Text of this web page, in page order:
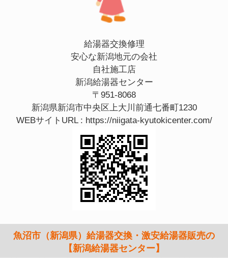
給湯器交換修理
安心な新潟地元の会社
自社施工店
新潟給湯器センター
〒951-8068
新潟県新潟市中央区上大川前通七番町1230
WEBサイトURL : https://niigata-kyutokicenter.com/
魚沼市（新潟県）給湯器交換・激安給湯器販売の
【新潟給湯器センター】